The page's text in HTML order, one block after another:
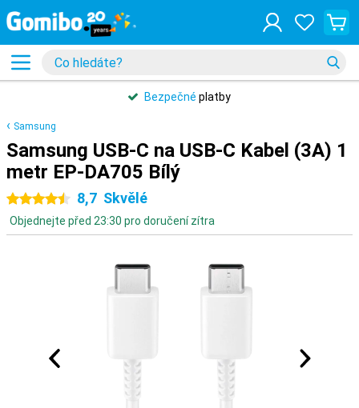
Bezpečné platby
Samsung
Samsung USB-C na USB-C Kabel (3A) 1
metr EP-DA705 Bílý
4.5 hvězdičky
8,7 Skvělé
Objednejte před 23:30 pro doručení zítra